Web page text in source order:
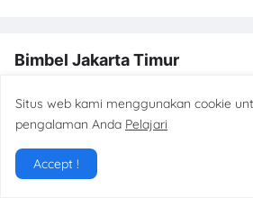
Bimbel Jakarta Timur
4stars - based on 250reviews
Phone:+62895322288565
Url:www.bimbeles.com
Situs web kami menggunakan cookie
pengalaman Anda Pelajari
Accept !